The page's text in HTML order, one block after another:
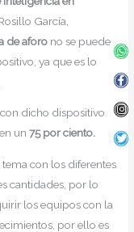
García,
de aforo no se puede
ya que es lo
dicho dispositivo
un 75 por ciento.
con los diferentes
cantidades, por lo
los equipos con la
por ello es
f